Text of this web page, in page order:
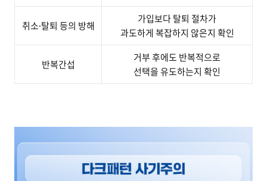
취소∙탈퇴 등의 방해
가입보다 탈퇴 절차가
과도하게 복잡하지 않은지 확인
반복간섭
거부 후에도 반복적으로
선택을 유도하는지 확인